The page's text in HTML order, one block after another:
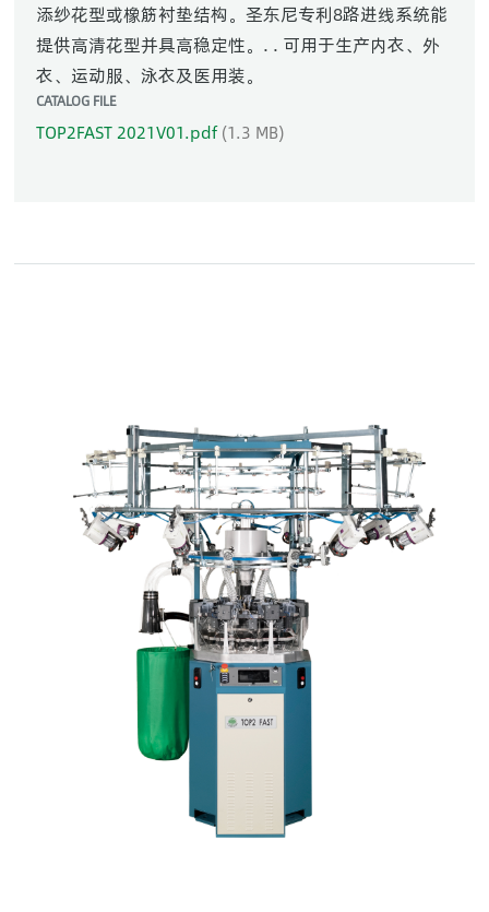
添纱花型或橡筋衬垫结构。圣东尼专利8路进线系统能
提供高清花型并具高稳定性。. . 可用于生产内衣、外
衣、运动服、泳衣及医用装。
CATALOG FILE
TOP2FAST 2021V01.pdf (1.3 MB)